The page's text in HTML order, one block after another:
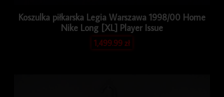
Koszulka piłkarska Legia Warszawa 1998/00 Home
Nike Long [XL] Player Issue
1,499.99zł